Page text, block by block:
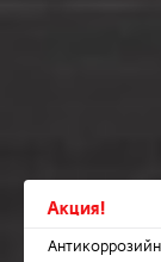
Акция!